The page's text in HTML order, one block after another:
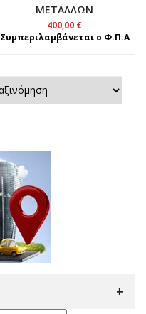
ΜΕΤΑΛΛΩΝ
400,00 €
Συμπεριλαμβάνεται ο Φ.Π.Α